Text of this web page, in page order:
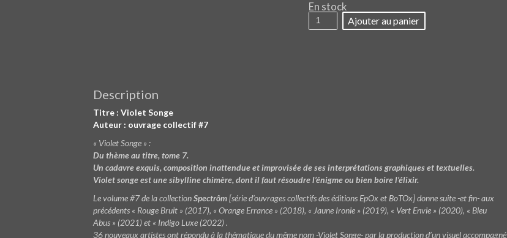
En stock
quantité
de
Ajouter au panier
Description
Titre : Violet Songe
Auteur : ouvrage collectif #7
« Violet Songe » :
Du thème au titre, tome 7.
Un cadavre exquis, composition inattendue et improvisée de ses interprétations graphiques et textuelles.
Violet songe est une sibylline chimère, dont il faut résoudre l’énigme ou bien boire l’élixir.
Le volume #7 de la collectionSpectrôm[série d’ouvrages collectifs des éditions EpOx et BoTOx] donne suite -et fin- aux
précédents « Rouge Bruit » (2017), « Orange Errance » (2018), « Jaune Ironie » (2019), « Vert Envie » (2020), « Bleu
Abus » (2021) et « Indigo Luxe (2022) .
36 nouveaux artistes ont répondu à la thématique du même nom -Violet Songe- par la production d’un visuel accompagné